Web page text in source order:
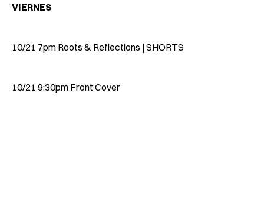
VIERNES
10/21 7pm Roots & Reflections | SHORTS
10/21 9:30pm Front Cover